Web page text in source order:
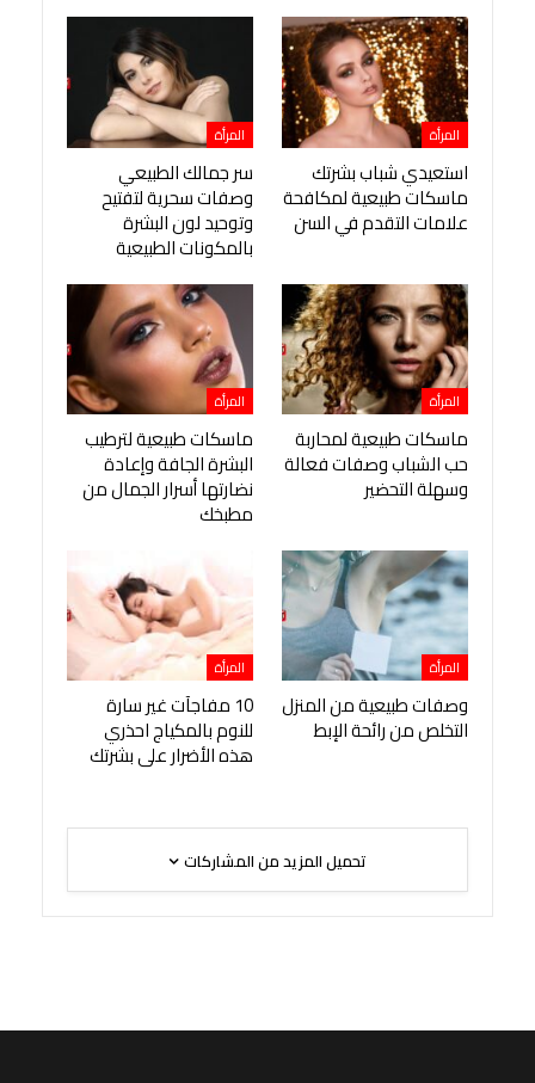
المرأة
استعيدي شباب بشرتك
ماسكات طبيعية لمكافحة
علامات التقدم في السن
المرأة
سر جمالك الطبيعي
وصفات سحرية لتفتيح
وتوحيد لون البشرة
بالمكونات الطبيعية
المرأة
ماسكات طبيعية لمحاربة
حب الشباب وصفات فعالة
وسهلة التحضير
المرأة
ماسكات طبيعية لترطيب
البشرة الجافة وإعادة
نضارتها أسرار الجمال من
مطبخك
المرأة
وصفات طبيعية من المنزل
التخلص من رائحة الإبط
المرأة
10 مفاجآت غير سارة
للنوم بالمكياج احذري
هذه الأضرار على بشرتك
تحميل المزيد من المشاركات